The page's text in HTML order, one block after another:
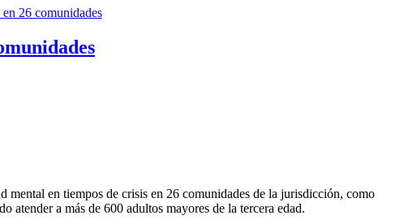
en tiempos de crisis en 26 comunidades de la jurisdicción, como
atender a más de 600 adultos mayores de la tercera edad.